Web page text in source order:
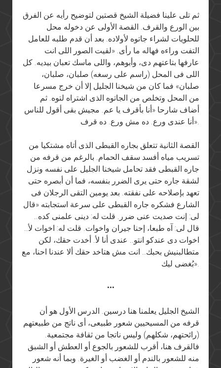
ثم تلى علينا فضيلة الشيخ قصتين لتوضيح رأيه عن الفرق
بين الورع والقرف. القصة الأولى عن دخوله محل
للحلويات لشراء جاتوه لأولاده. بعد أن قدم طلبه للعامل
التفت وراءه فهاله ما رأى. «لقيت الصور اللى انت
عارفها بتاعتهم دى، وأبوهم، واللى ماسك تعبان بيديه. كل
اللى فى المحل (راسم على رسغه) صلبان، صلبان،
صلبان» فما كان من شيخنا الجليل إلا أن خرج مسرعا
من المحل وتخلص من الجاتوه الذى اشتراه لتوه. ثم
أضاف شارحا «أنا بأقرف يا عم. مجيش بقى أقول للناس
أنا عندى ورع. ده مش ورع. ده قرف».
القصة الثانية تتعلق بجاره القبطى الذى أتاه مشتكيا من
تسريب مياه أفسد سقف الحمام. بالرغم من قرفه من
جاره القبطى فقد تحامل شيخنا الجليل على نفسه ونزل
لشقة جاره حتى يرى الضرر بنفسه، فما أن أبصره حتى
تعهد بإصلاحه على نفقته. بعد يومين التقى الرجلان فى
الشارع فشكره جاره القبطى على سرعة استجابته «قال
لى: إنت صديت عنى ضرر. قلت له: دينى علمنى كده..
قال لى: آه طبعا، إحنا جيران واخوات. قلت له: اخوات لأ..
اخوات دى عندكو انتو.. عندى أنا لأ. أخدت حقك، لكن
متطالبنيش بحبك.. انت مش هتاخد حقك ألا عندنا احنا، مع
بُغضى ليك».
•••
الشيخ الجليل يعلمنا هنا درسين. الدرس الأول هو أن
قرفه من المسيحيين شعور طبيعى، أى ناتج من طبيعتهم
(رائحتهم، شكلهم) وليس ناتجا من ثقافة مجتمعية.
فالقرف هنا، أقرب للشعور بالجوع أو العطش أو الشبق
منه للشعور بالندم أو الغضب أو الغيرة. وبما أنه شعور